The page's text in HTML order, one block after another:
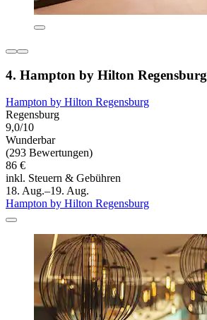
4. Hampton by Hilton Regensburg
Hampton by Hilton Regensburg
Regensburg
9,0/10
Wunderbar
(293 Bewertungen)
86 €
inkl. Steuern & Gebühren
18. Aug.–19. Aug.
Hampton by Hilton Regensburg